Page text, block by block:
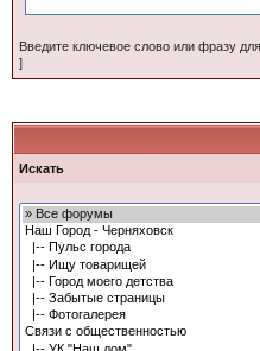
Введите ключевое слово или фразу для
]
Искать